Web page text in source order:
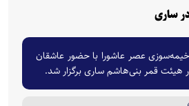
ساری
خیمه‌سوزی عصر عاشورا با حضور عاشقان
هیئت قمر بنی‌هاشم ساری برگزار شد.